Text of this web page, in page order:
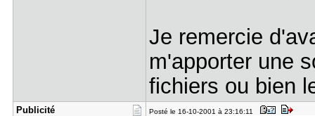
Je remercie
m'apporter une
fichiers ou bien
Publicité Posté le 16-10-2001 à 23:16:11